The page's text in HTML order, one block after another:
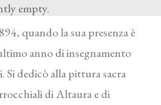
empty.
iscrisse all’Accademia di
quando la sua presenza è
anno di insegnamento
Si dedicò alla pittura sacra
di Altaura e di